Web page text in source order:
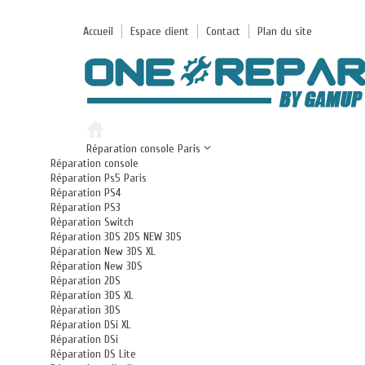
Accueil Espace client Contact Plan du site
Réparation console Paris
Réparation console
Réparation Ps5 Paris
Réparation PS4
Réparation PS3
Réparation Switch
Réparation 3DS 2DS NEW 3DS
Réparation New 3DS XL
Réparation New 3DS
Réparation 2DS
Réparation 3DS XL
Réparation 3DS
Réparation DSi XL
Réparation DSi
Réparation DS Lite